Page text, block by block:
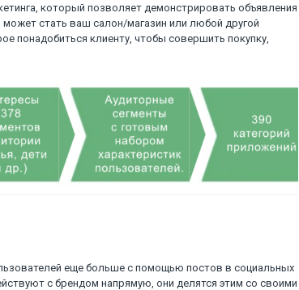
который позволяет демонстрировать объявления
стать ваш салон/магазин или любой другой
понадобиться клиенту, чтобы совершить покупку,
еще больше с помощью постов в социальных
с брендом напрямую, они делятся этим со своими